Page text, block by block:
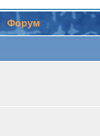
Форум